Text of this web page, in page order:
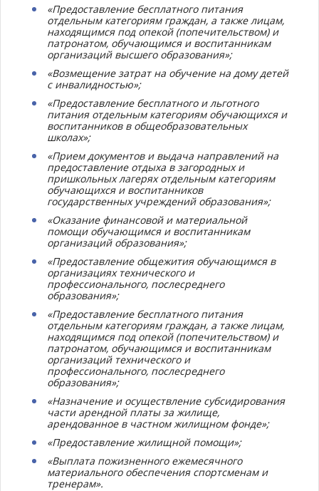
«Предоставление бесплатного питания
отдельным категориям граждан, а также лицам,
находящимся под опекой (попечительством) и
патронатом, обучающимся и воспитанникам
организаций высшего образования»;
«Возмещение затрат на обучение на дому детей
с инвалидностью»;
«Предоставление бесплатного и льготного
питания отдельным категориям обучающихся и
воспитанников в общеобразовательных
школах»;
«Прием документов и выдача направлений на
предоставление отдыха в загородных и
пришкольных лагерях отдельным категориям
обучающихся и воспитанников
государственных учреждений образования»;
«Оказание финансовой и материальной
помощи обучающимся и воспитанникам
организаций образования»;
«Предоставление общежития обучающимся в
организациях технического и
профессионального, послесреднего
образования»;
«Предоставление бесплатного питания
отдельным категориям граждан, а также лицам,
находящимся под опекой (попечительством) и
патронатом, обучающимся и воспитанникам
организаций технического и
профессионального, послесреднего
образования»;
«Назначение и осуществление субсидирования
части арендной платы за жилище,
арендованное в частном жилищном фонде»;
«Предоставление жилищной помощи»;
«Выплата пожизненного ежемесячного
материального обеспечения спортсменам и
тренерам».